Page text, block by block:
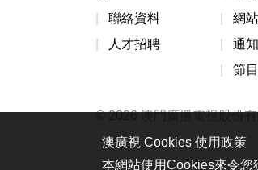
聯絡資料
人才招聘
網
通知
節
© 2026 澳門廣播電視股份
澳廣視 Cookies 使用政策
本網站使用Cookies來令